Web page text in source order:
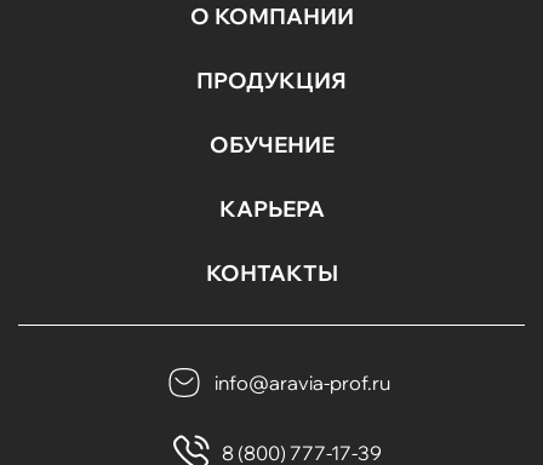
О КОМПАНИИ
ПРОДУКЦИЯ
ОБУЧЕНИЕ
КАРЬЕРА
КОНТАКТЫ
info@aravia-prof.ru
8 (800) 777-17-39